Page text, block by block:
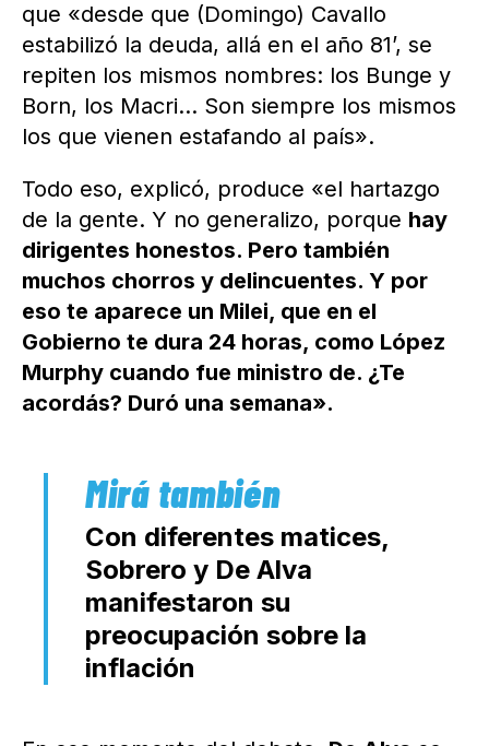
que «desde que (Domingo) Cavallo
estabilizó la deuda, allá en el año 81’, se
repiten los mismos nombres: los Bunge y
Born, los Macri… Son siempre los mismos
los que vienen estafando al país».
Todo eso, explicó, produce «el hartazgo
de la gente. Y no generalizo, porque hay
dirigentes honestos. Pero también
muchos chorros y delincuentes. Y por
eso te aparece un Milei, que en el
Gobierno te dura 24 horas, como López
Murphy cuando fue ministro de. ¿Te
acordás? Duró una semana».
Con diferentes matices,
Sobrero y De Alva
manifestaron su
preocupación sobre la
inflación